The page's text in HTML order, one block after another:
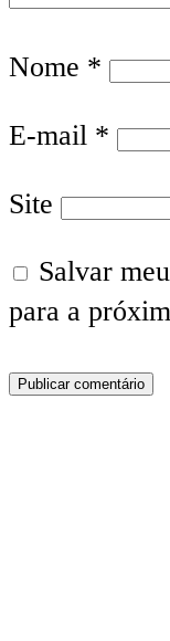
Nome *
E-mail *
Site
Salvar
para a